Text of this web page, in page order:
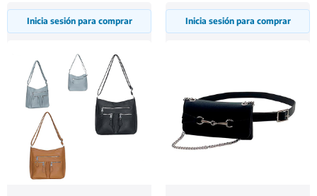
Inicia sesión para comprar Inicia sesión para comprar